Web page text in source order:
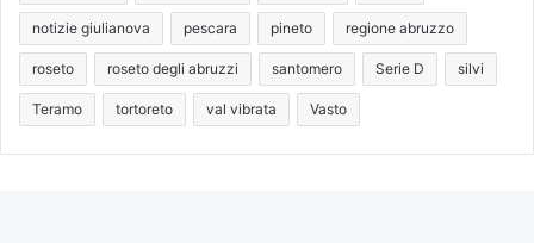
notizie giulianova pescara pineto regione abruzzo
roseto roseto degli abruzzi santomero Serie D silvi
Teramo tortoreto val vibrata Vasto